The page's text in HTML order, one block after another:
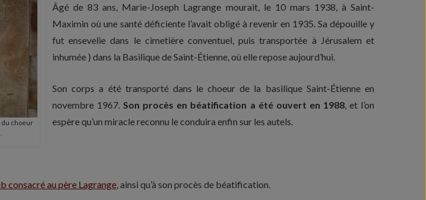
du choeur
Âgé de 83 ans, Marie-Joseph Lagrange mourait, le 10 mars 1938, à Saint-
Maximin où une santé déficiente l’avait obligé à revenir en 1935. Sa dépouille y
fut ensevelie dans le cimetière conventuel, puis transportée à Jérusalem et
inhumée ) dans la Basilique de Saint-Étienne, où elle repose aujourd’hui.
Son corps a été transporté dans le choeur de la basilique Saint-Étienne en
novembre 1967.Son procès en béatification a été ouvert en 1988, et l’on
espère qu’un miracle reconnu le conduira enfin sur les autels.
consacré au père Lagrange, ainsi qu’à son procès de béatification.